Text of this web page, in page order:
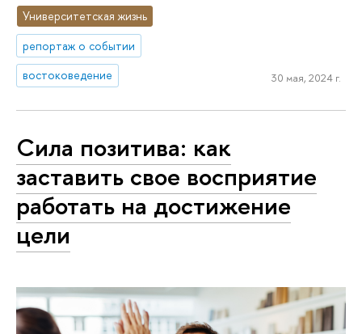
Университетская жизнь
репортаж о событии
востоковедение
30 мая, 2024 г.
Сила позитива: как
заставить свое восприятие
работать на достижение
цели